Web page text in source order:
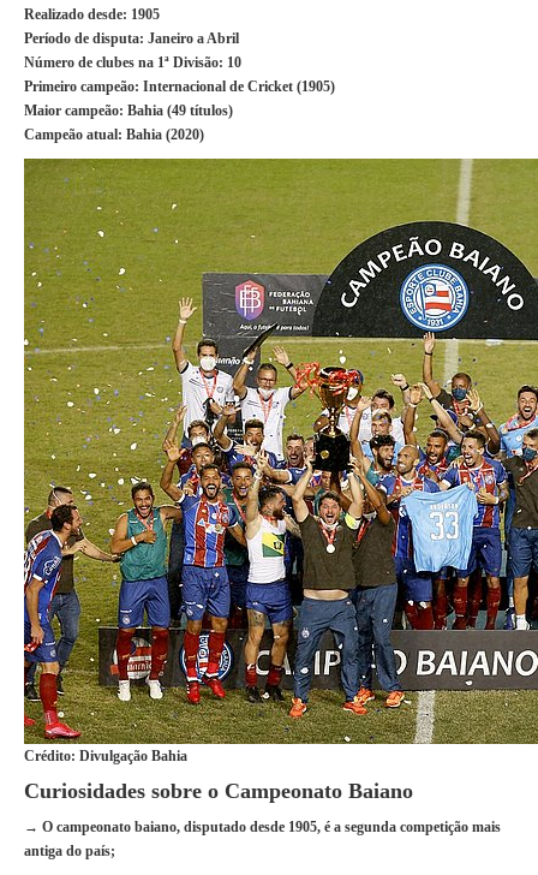
Realizado desde: 1905
Período de disputa: Janeiro a Abril
Número de clubes na 1ª Divisão: 10
Primeiro campeão: Internacional de Cricket (1905)
Maior campeão: Bahia (49 títulos)
Campeão atual: Bahia (2020)
Crédito: Divulgação Bahia
Curiosidades sobre o Campeonato Baiano
→ O campeonato baiano, disputado desde 1905, é a segunda competição mais
antiga do país;